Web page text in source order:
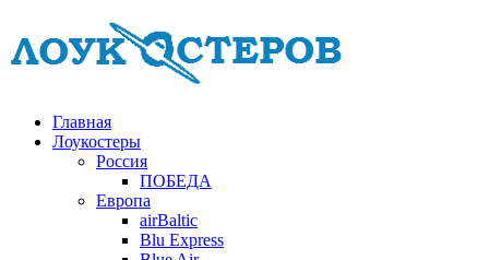
Главная
Лоукостеры
Россия
ПОБЕДА
Европа
airBaltic
Blu Express